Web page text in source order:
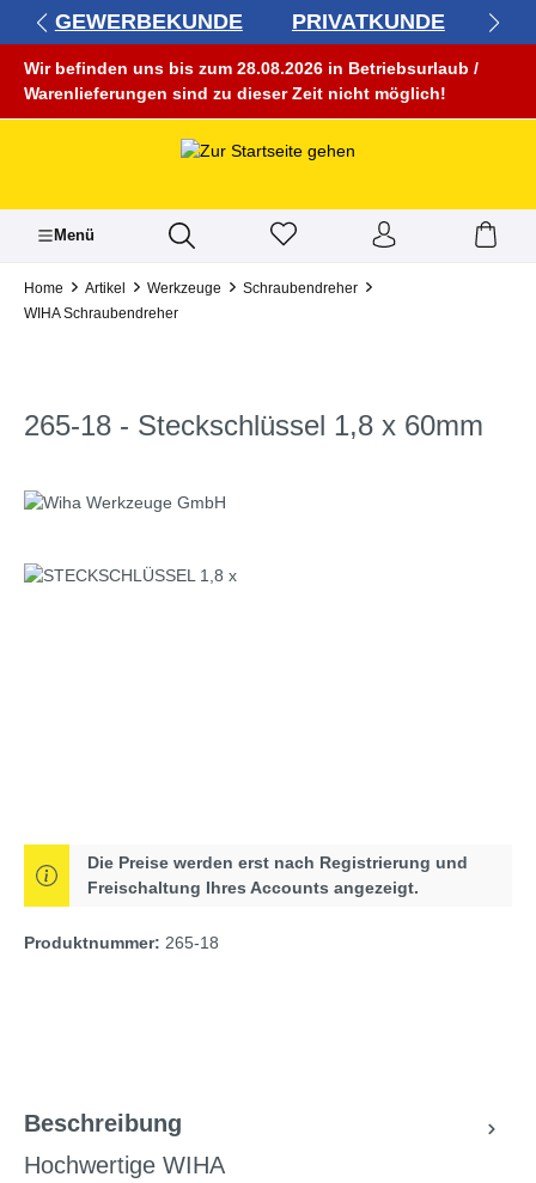
springen
GEWERBEKUNDE PRIVATKUNDE
Wir befinden uns bis zum 28.08.2026 in Betriebsurlaub /
Warenlieferungen sind zu dieser Zeit nicht möglich!
Menü
Home Artikel Werkzeuge
Schraubendreher
WIHA Schraubendreher
265-18 - Steckschlüssel 1,8 x 60mm
Bildergalerie überspringen
Die Preise werden erst nach Registrierung und
Freischaltung Ihres Accounts angezeigt.
Produktnummer: 265-18
Beschreibung
Hochwertige WIHA